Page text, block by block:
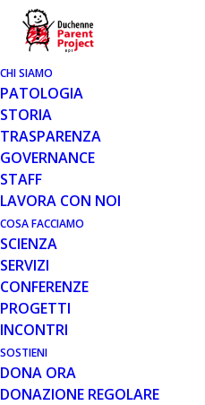
CHI SIAMO
PATOLOGIA
STORIA
TRASPARENZA
GOVERNANCE
STAFF
LAVORA CON NOI
COSA FACCIAMO
SCIENZA
SERVIZI
CONFERENZE
PROGETTI
INCONTRI
SOSTIENI
DONA ORA
DONAZIONE REGOLARE
RACCOLTA FONDI PP
15 MAG 2018
IN ARRIVO LA
TRAIL AL
PROJECT ONLUS